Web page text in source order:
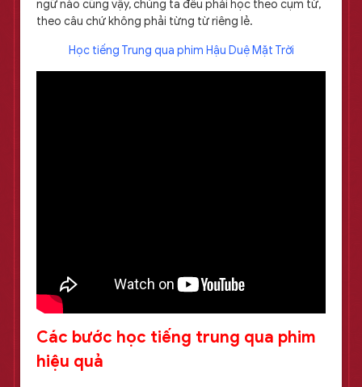
ngữ nào cũng vậy, chúng ta đều phải học theo cụm từ,
theo câu chứ không phải từng từ riêng lẻ.
Học tiếng Trung qua phim Hậu Duệ Mặt Trời
Các bước học tiếng trung qua phim
hiệu quả